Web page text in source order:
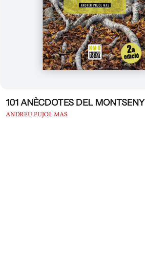
101 ANÈCDOTES DEL MONTSENY
ANDREU PUJOL MAS